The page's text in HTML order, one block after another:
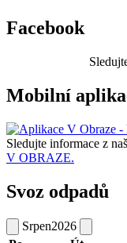
Facebook
Mobilní
Sledujte informace z
V OBRAZE.
Svoz odpadů
Srpen2026